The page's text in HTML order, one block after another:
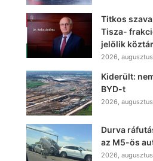
Titkos
Tisza-
jelölik
2026,
Kiderült:
BYD-t
2026,
Durva
az M5-ös
2026,